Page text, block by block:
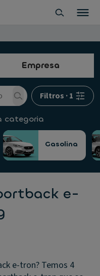
Empresa
Filtros ·1
categoria
Gasolina
e-
e-tron? Temos 4